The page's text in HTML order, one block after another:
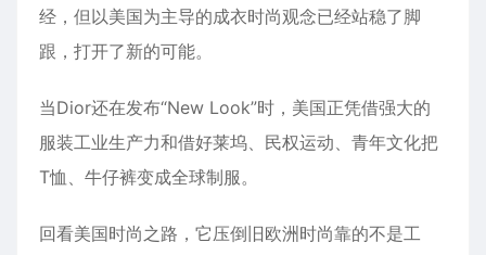
经，但以美国为主导的成衣时尚观念已经站稳了脚
跟，打开了新的可能。
当Dior还在发布“New Look”时，美国正凭借强大的
服装工业生产力和借好莱坞、民权运动、青年文化把
T恤、牛仔裤变成全球制服。
回看美国时尚之路，它压倒旧欧洲时尚靠的不是工